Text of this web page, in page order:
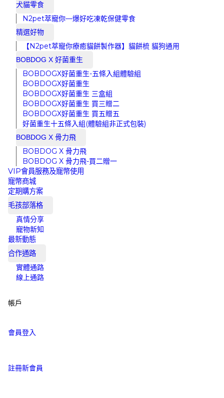
犬貓零食
N2pet萃寵你—爆好吃凍乾保健零食
精選好物
【N2pet萃寵你療癒貓餅製作器】貓餅梳 貓狗通用
BOBDOG X 好菌重生
BOBDOGX好菌重生-五條入組體驗組
BOBDOGX好菌重生
BOBDOGX好菌重生 三盒組
BOBDOGX好菌重生 買三贈二
BOBDOGX好菌重生 買五贈五
好菌重生十五條入組(體驗組非正式包裝)
BOBDOG X 骨力飛
BOBDOG X 骨力飛
BOBDOG X 骨力飛-買二贈一
VIP會員服務及寵幣使用
寵幣商城
定期購方案
毛孩部落格
真情分享
寵物新知
最新動態
合作通路
實體通路
線上通路
帳戶
會員登入
註冊新會員